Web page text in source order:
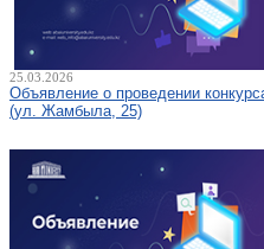
25.03.2026
Объявление о проведении
(ул. Жамбыла, 25)